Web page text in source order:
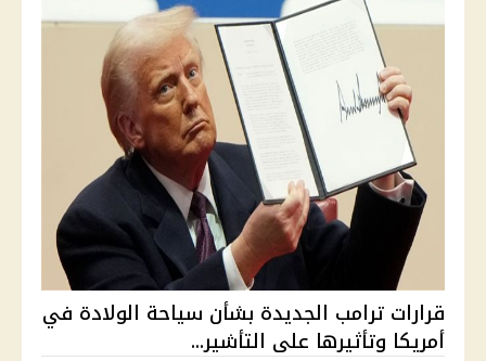
قرارات ترامب الجديدة بشأن سياحة الولادة في
أمريكا وتأثيرها على التأشير...